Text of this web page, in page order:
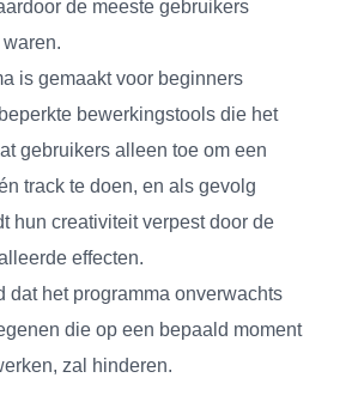
de meeste gebruikers
is gemaakt voor beginners
bewerkingstools die het
gebruikers alleen toe om een
track te doen, en als gevolg
hun creativiteit verpest door de
effecten.
dat het programma onverwachts
die op een bepaald moment
zal hinderen.